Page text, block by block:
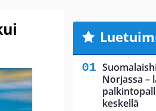
Norjassa –
keskellä